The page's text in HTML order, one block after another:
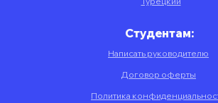
Студентам:
Написать руководителю
Договор оферты
Политика